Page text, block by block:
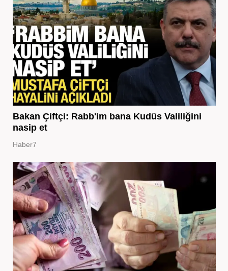
Bakan Çiftçi: Rabb'im bana Kudüs Valiliğini
nasip et
Haber7